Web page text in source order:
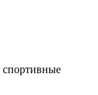
спортивные